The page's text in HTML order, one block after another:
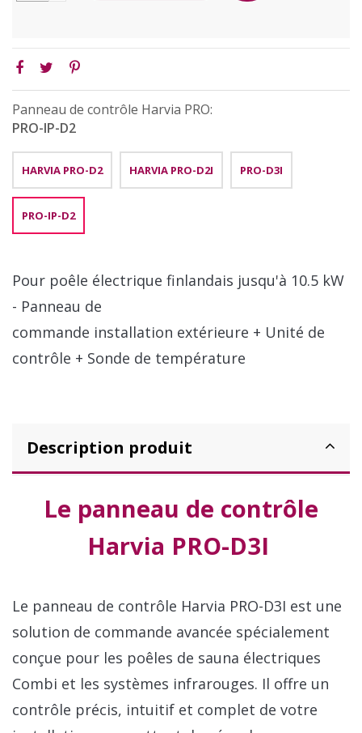
Panneau de contrôle Harvia PRO:
PRO-IP-D2
HARVIA PRO-D2 HARVIA PRO-D2I PRO-D3I
PRO-IP-D2
Pour poêle électrique finlandais jusqu'à 10.5 kW
- Panneau de
commande installation extérieure + Unité de
contrôle + Sonde de température
Description produit
Le panneau de contrôle
Harvia PRO-D3I
Le panneau de contrôle Harvia PRO-D3I est une
solution de commande avancée spécialement
conçue pour les poêles de sauna électriques
Combi et les systèmes infrarouges. Il offre un
contrôle précis, intuitif et complet de votre